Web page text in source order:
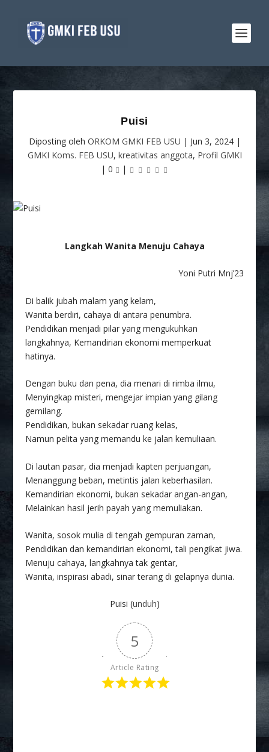
Puisi
Diposting oleh ORKOM GMKI FEB USU | Jun 3, 2024|
GMKI Koms. FEB USU, kreativitas anggota, Profil GMKI
| 0 |
Langkah Wanita Menuju Cahaya
Yoni Putri Mnj’23
Di balik jubah malam yang kelam,
Wanita berdiri, cahaya di antara penumbra.
Pendidikan menjadi pilar yang mengukuhkan
langkahnya, Kemandirian ekonomi memperkuat
hatinya.
Dengan buku dan pena, dia menari di rimba ilmu,
Menyingkap misteri, mengejar impian yang gilang
gemilang.
Pendidikan, bukan sekadar ruang kelas,
Namun pelita yang memandu ke jalan kemuliaan.
Di lautan pasar, dia menjadi kapten perjuangan,
Menanggung beban, metintis jalan keberhasilan.
Kemandirian ekonomi, bukan sekadar angan-angan,
Melainkan hasil jerih payah yang memuliakan.
Wanita, sosok mulia di tengah gempuran zaman,
Pendidikan dan kemandirian ekonomi, tali pengikat jiwa.
Menuju cahaya, langkahnya tak gentar,
Wanita, inspirasi abadi, sinar terang di gelapnya dunia.
Puisi (unduh)
5
Article Rating